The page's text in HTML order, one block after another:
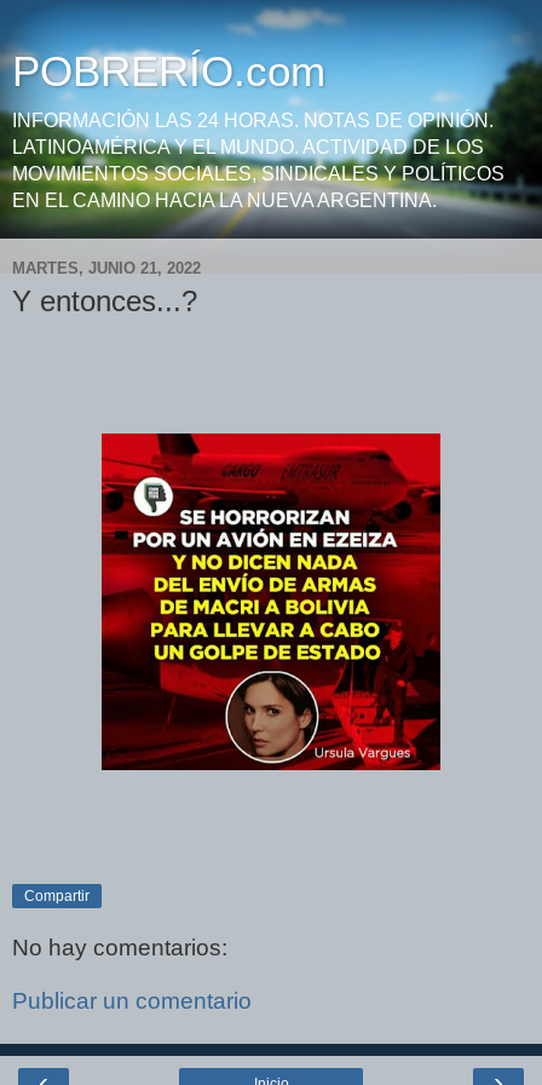
POBRERÍO.com
INFORMACIÓN LAS 24 HORAS. NOTAS DE OPINIÓN.
LATINOAMÉRICA Y EL MUNDO. ACTIVIDAD DE LOS
MOVIMIENTOS SOCIALES, SINDICALES Y POLÍTICOS
EN EL CAMINO HACIA LA NUEVA ARGENTINA.
MARTES, JUNIO 21, 2022
Y entonces...?
Compartir
No hay comentarios:
Publicar un comentario